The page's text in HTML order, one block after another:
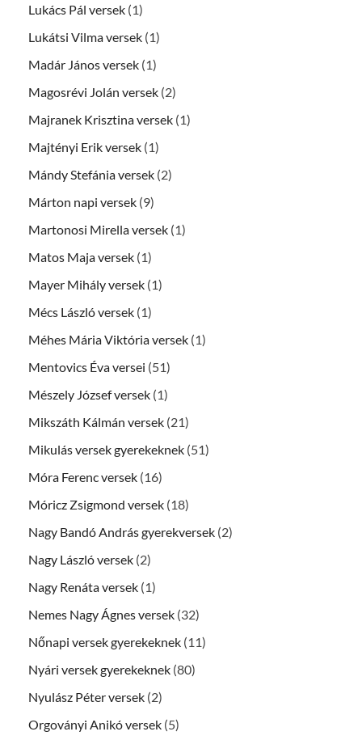
Lukács Pál versek (1)
Lukátsi Vilma versek (1)
Madár János versek (1)
Magosrévi Jolán versek (2)
Majranek Krisztina versek (1)
Majtényi Erik versek (1)
Mándy Stefánia versek (2)
Márton napi versek (9)
Martonosi Mirella versek (1)
Matos Maja versek (1)
Mayer Mihály versek (1)
Mécs László versek (1)
Méhes Mária Viktória versek (1)
Mentovics Éva versei (51)
Mészely József versek (1)
Mikszáth Kálmán versek (21)
Mikulás versek gyerekeknek (51)
Móra Ferenc versek (16)
Móricz Zsigmond versek (18)
Nagy Bandó András gyerekversek (2)
Nagy László versek (2)
Nagy Renáta versek (1)
Nemes Nagy Ágnes versek (32)
Nőnapi versek gyerekeknek (11)
Nyári versek gyerekeknek (80)
Nyulász Péter versek (2)
Orgoványi Anikó versek (5)